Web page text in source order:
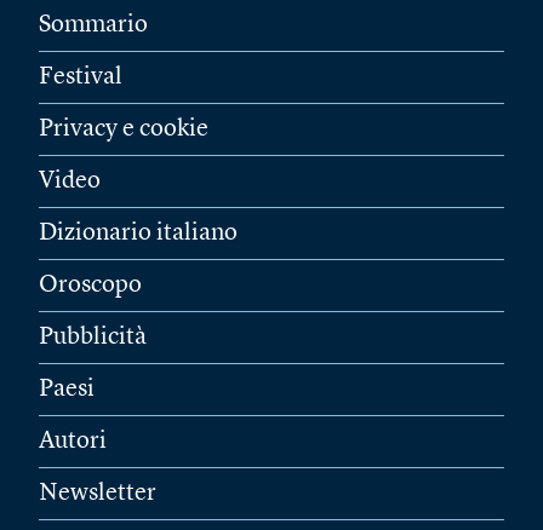
Sommario
Festival
Privacy e cookie
Video
Dizionario italiano
Oroscopo
Pubblicità
Paesi
Autori
Newsletter